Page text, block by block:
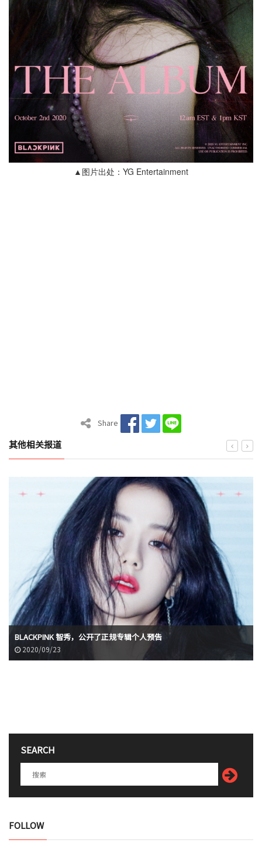
▲图片出处：YG Entertainment
Share
其他相关报道
BLACKPINK 智秀，公开了正规专辑个人预告
2020/09/23
SEARCH
FOLLOW